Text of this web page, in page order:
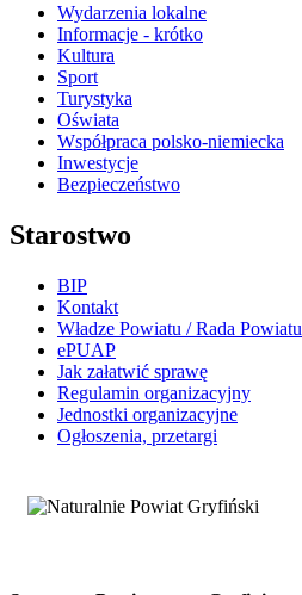
Wydarzenia lokalne
Informacje - krótko
Kultura
Sport
Turystyka
Oświata
Współpraca polsko-niemiecka
Inwestycje
Bezpieczeństwo
Starostwo
BIP
Kontakt
Władze Powiatu / Rada Powiatu
ePUAP
Jak załatwić sprawę
Regulamin organizacyjny
Jednostki organizacyjne
Ogłoszenia, przetargi